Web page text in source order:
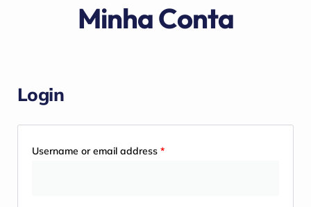
Minha Conta
Login
Username or email address *